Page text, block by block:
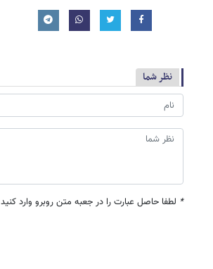
نظر شما
* لطفا حاصل عبارت را در جعبه متن روبرو وارد کنید